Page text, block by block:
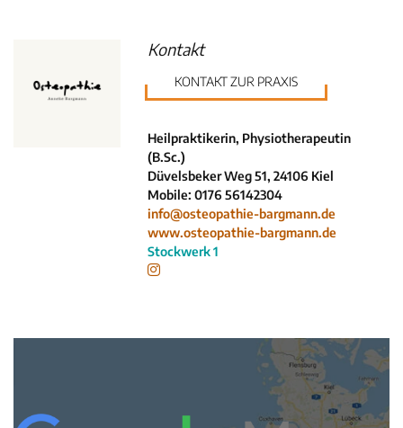
Kontakt
KONTAKT ZUR PRAXIS
Heilpraktikerin, Physiotherapeutin
(B.Sc.)
Düvelsbeker Weg 51, 24106 Kiel
Mobile: 0176 56142304
info@osteopathie-bargmann.de
www.osteopathie-bargmann.de
Stockwerk 1
Neuigkeiten
Veranstaltungen